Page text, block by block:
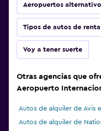
Aeropuertos
Tipos de autos de renta
Voy a tener suerte
Otras agencias que
Aeropuerto
Autos de alquiler de Avis
Autos de alquiler de